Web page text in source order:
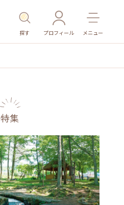
探す プロフィール メニュー
その他施設 ごはん
特集